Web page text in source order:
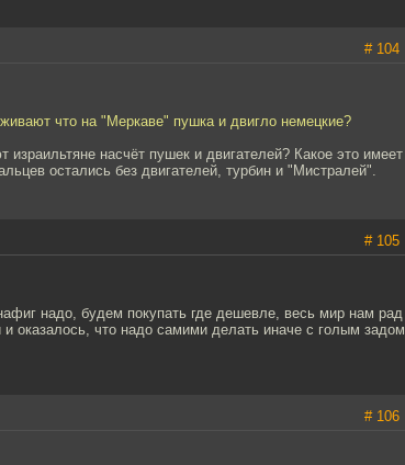
# 104
что на "Меркаве" пушка и двигло немецкие?
насчёт пушек и двигателей? Какое это имеет
остались без двигателей, турбин и "Мистралей".
# 105
надо, будем покупать где дешевле, весь мир нам рад
оказалось, что надо самими делать иначе с голым задом
# 106